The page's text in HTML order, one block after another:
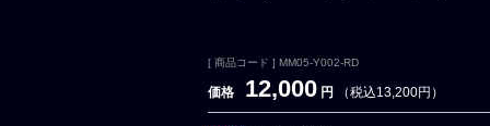
[ 商品コード ] MM05-Y002-RD
価格 12,000 円 （税込13,200円）